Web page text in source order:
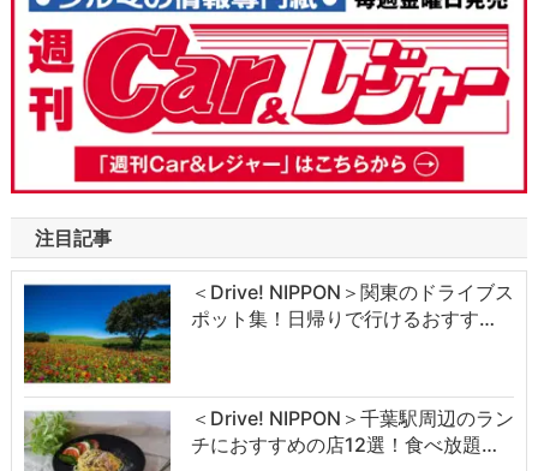
注目記事
＜Drive! NIPPON＞関東のドライブス
ポット集！日帰りで行けるおすす…
＜Drive! NIPPON＞千葉駅周辺のラン
チにおすすめの店12選！食べ放題…